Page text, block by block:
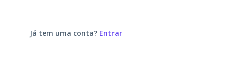
Já tem uma conta? Entrar